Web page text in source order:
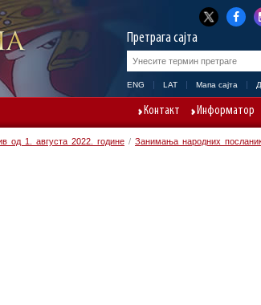
Претрага сајта
ENG LAT Мапа сајта
Контакт Информатор
од 1. августа 2022. године / Занимања народних